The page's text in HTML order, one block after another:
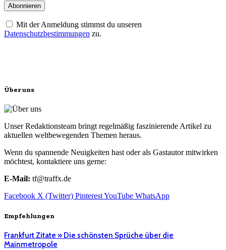
Mit der Anmeldung stimmst du unseren
Datenschutzbestimmungen zu.
Über uns
Unser Redaktionsteam bringt regelmäßig faszinierende Artikel zu
aktuellen weltbewegenden Themen heraus.
Wenn du spannende Neuigkeiten hast oder als Gastautor mitwirken
möchtest, kontaktiere uns gerne:
E-Mail: tf@traffx.de
Facebook X (Twitter) PinterestYouTube WhatsApp
Empfehlungen
Frankfurt Zitate » Die schönsten Sprüche über die
Mainmetropole